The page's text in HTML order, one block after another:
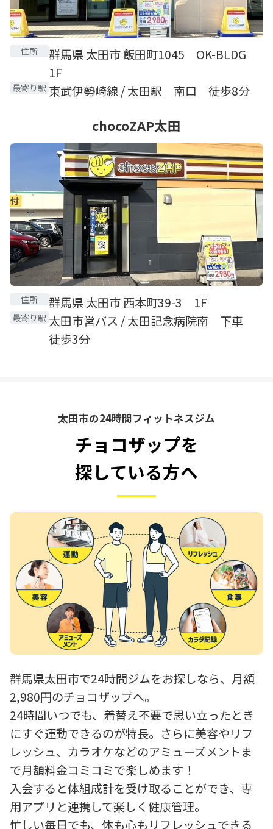
住所
群馬県 太田市 飯田町1045 OK-BLDG
1F
最寄り駅 東武伊勢崎線 / 太田駅 南口 徒歩8分
chocoZAP太田
住所 群馬県 太田市 西本町39-3 1F
最寄り駅 太田市営バス / 太田記念病院南 下車
徒歩3分
太田市の24時間フィットネスジム
チョコザップを
探している方へ
群馬県太田市で24時間ジムをお探しなら、月額
2,980円のチョコザップへ。
24時間いつでも、着替え不要で思い立ったとき
にすぐ運動できるのが特長。さらに美容やリフ
レッシュ、カラオケなどのアミューズメントま
で月額料金コミコミで楽しめます！
入会すると体組成計を受け取ることができ、専
用アプリと連携して楽しく健康管理。
忙しい毎日でも、体も心もリフレッシュできる